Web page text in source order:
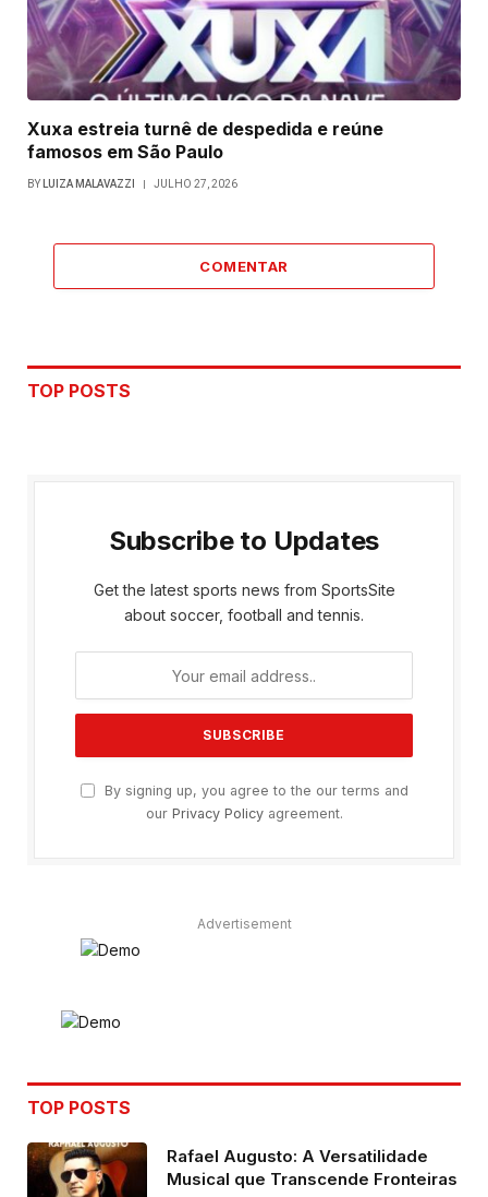
Xuxa estreia turnê de despedida e reúne
famosos em São Paulo
BY LUIZA MALAVAZZI JULHO 27, 2026
COMENTAR
TOP POSTS
Subscribe to Updates
Get the latest sports news from SportsSite
about soccer, football and tennis.
By signing up, you agree to the our terms and
our Privacy Policyagreement.
Advertisement
TOP POSTS
Rafael Augusto: A Versatilidade
Musical que Transcende Fronteiras